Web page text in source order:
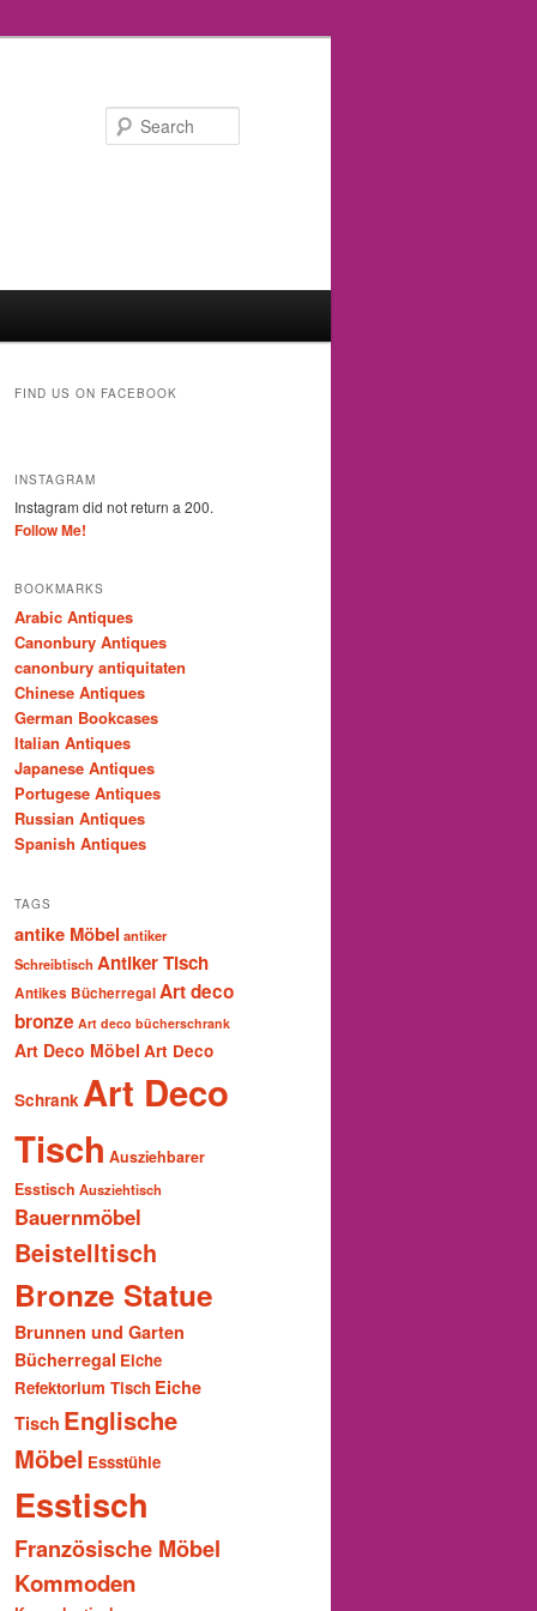
FIND US ON FACEBOOK
INSTAGRAM
Instagram did not return a 200.
Follow Me!
BOOKMARKS
Arabic Antiques
Canonbury Antiques
canonbury antiquitaten
Chinese Antiques
German Bookcases
Italian Antiques
Japanese Antiques
Portugese Antiques
Russian Antiques
Spanish Antiques
TAGS
antike Möbel antiker
Schreibtisch Antiker Tisch
Antikes BücherregalArt deco
bronze Art deco bücherschrank
Art Deco Möbel Art Deco
Schrank Art Deco
Tisch Ausziehbarer
Esstisch Ausziehtisch
Bauernmöbel
Beistelltisch
Bronze Statue
Brunnen und Garten
Bücherregal Eiche
Refektorium Tisch Eiche
Tisch Englische
Möbel Essstühle
Esstisch
Französische Möbel
Kommoden